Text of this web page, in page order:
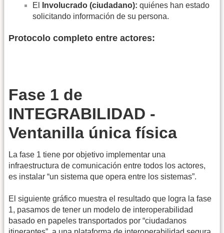
El Involucrado (ciudadano): quiénes han estado
solicitando información de su persona.
Protocolo completo entre actores:
Fase 1 de
INTEGRABILIDAD -
Ventanilla única física
La fase 1 tiene por objetivo implementar una
infraestructura de comunicación entre todos los actores,
es instalar “un sistema que opera entre los sistemas”.
El siguiente gráfico muestra el resultado que logra la fase
1, pasamos de tener un modelo de interoperabilidad
basado en papeles transportados por “ciudadanos